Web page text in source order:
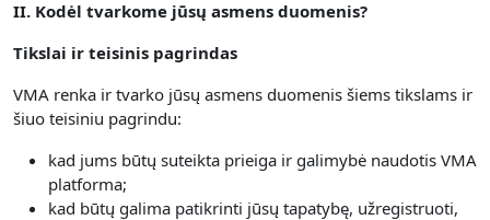
II. Kodėl tvarkome jūsų asmens duomenis?
Tikslai ir teisinis pagrindas
VMA renka ir tvarko jūsų asmens duomenis šiems tikslams ir
šiuo teisiniu pagrindu:
kad jums būtų suteikta prieiga ir galimybė naudotis VMA
platforma;
kad būtų galima patikrinti jūsų tapatybę, užregistruoti,